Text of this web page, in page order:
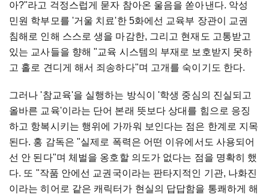
아?"라고 걱정스럽게 묻자 참아온 울음을 쏟아낸다. 악성
민원 학부모를 '거울 치료'한 5화에선 교육부 장관이 교권
침해로 인해 스스로 생을 마감한, 그리고 현재도 고통받고
있는 교사들을 향해 "교육 시스템의 부재로 보호받지 못하
고 홀로 견디게 해서 죄송하다"며 고개를 숙이기도 한다.
그러나 '참교육'을 실행하는 방식이 '학생 중심의 진실되고
올바른 교육'이라는 단어 본래 뜻보다 상대를 힘으로 응징
하고 항복시키는 행위에 가까워 보인다는 점은 한계로 지목
된다. 홍 감독은 "실제로 폭력은 어떤 이유에서도 사용되어
선 안 된다"며 체벌을 옹호할 의도가 없다는 점을 명확히 했
다. 또 "작품 안에선 교권국이라는 판타지적인 기관, 나화진
이라는 히어로 같은 캐릭터가 현실의 답답함을 통쾌하게 해